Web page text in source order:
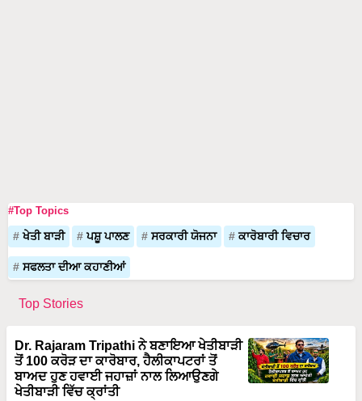
#Top Topics
ਖੇਤੀ ਬਾੜੀ ਪਸ਼ੂ ਪਾਲਣ ਸਰਕਾਰੀ ਯੋਜਨਾ ਕਾਰੋਬਾਰੀ ਵਿਚਾਰ
ਸਫਲਤਾ ਦੀਆ ਕਹਾਣੀਆਂ
Top Stories
Dr. Rajaram Tripathi ਨੇ ਬਣਾਇਆ ਖੇਤੀਬਾੜੀ
ਤੋਂ 100 ਕਰੋੜ ਦਾ ਕਾਰੋਬਾਰ, ਹੈਲੀਕਾਪਟਰਾਂ ਤੋਂ
ਬਾਅਦ ਹੁਣ ਹਵਾਈ ਜਹਾਜ਼ਾਂ ਨਾਲ ਲਿਆਉਣਗੇ
ਖੇਤੀਬਾੜੀ ਵਿੱਚ ਕ੍ਰਾਂਤੀ